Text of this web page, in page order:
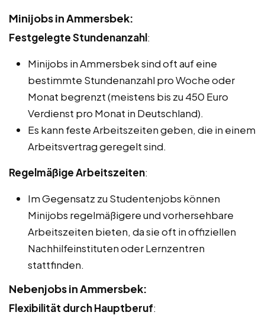
Minijobs in Ammersbek:
Festgelegte Stundenanzahl:
Minijobs in Ammersbek sind oft auf eine
bestimmte Stundenanzahl pro Woche oder
Monat begrenzt (meistens bis zu 450 Euro
Verdienst pro Monat in Deutschland).
Es kann feste Arbeitszeiten geben, die in einem
Arbeitsvertrag geregelt sind.
Regelmäßige Arbeitszeiten:
Im Gegensatz zu Studentenjobs können
Minijobs regelmäßigere und vorhersehbare
Arbeitszeiten bieten, da sie oft in offiziellen
Nachhilfeinstituten oder Lernzentren
stattfinden.
Nebenjobs in Ammersbek:
Flexibilität durch Hauptberuf: